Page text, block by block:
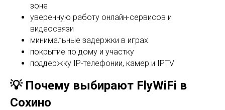
зоне
уверенную работу онлайн-сервисов и
видеосвязи
минимальные задержки в играх
покрытие по дому и участку
поддержку IP-телефонии, камер и IPTV
💡 Почему выбирают FlyWiFi в
Сохино